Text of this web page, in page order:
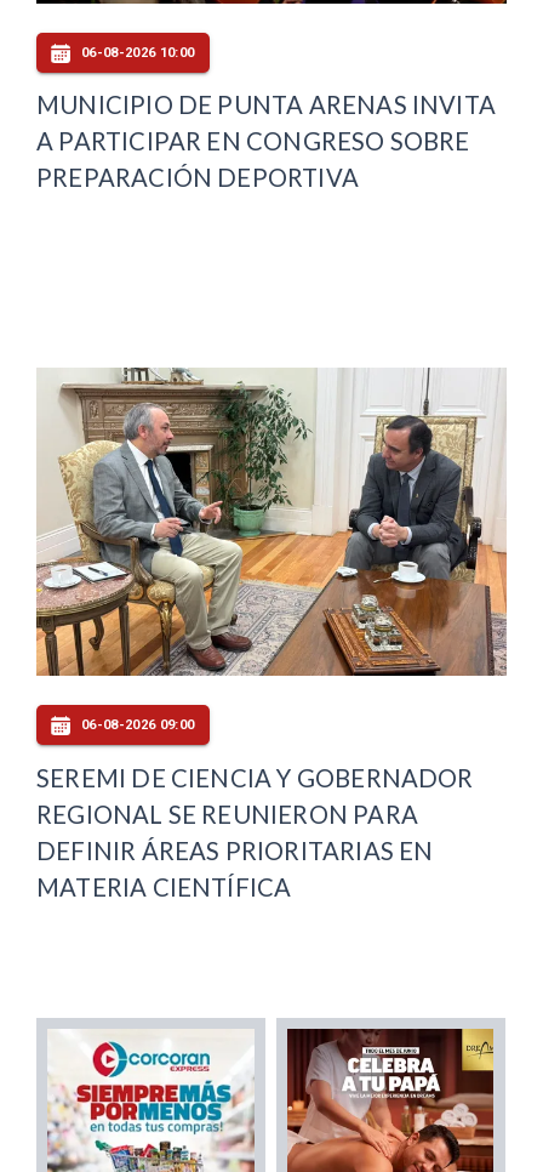
06-08-2026 10:00
MUNICIPIO DE PUNTA ARENAS INVITA
A PARTICIPAR EN CONGRESO SOBRE
PREPARACIÓN DEPORTIVA
06-08-2026 09:00
SEREMI DE CIENCIA Y GOBERNADOR
REGIONAL SE REUNIERON PARA
DEFINIR ÁREAS PRIORITARIAS EN
MATERIA CIENTÍFICA